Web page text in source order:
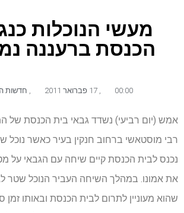
מעשי הנוכלות
הכנסת ברעננה
00:00
,
, חדשות
אמש (יום רביעי) נשדד גבאי בית הכנסת של
רבי מוסטאשי ברחוב חנקין בעיר כאשר נוכל
נכנס לבית הכנסת קיים שיחה עם הגבאי על
את אמונו. במהלך השיחה העביר הנוכל שטר
שהוא מעוניין לתרום לבית הכנסת ובאותו